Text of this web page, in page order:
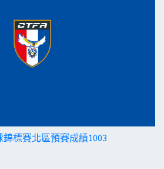
標賽北區預賽成績1003